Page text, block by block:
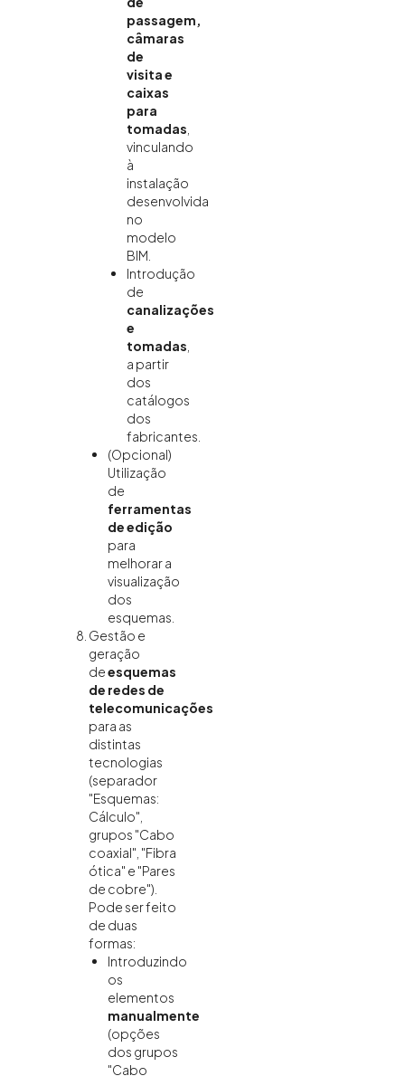
passagem,
câmaras
de
visita e
caixas
para
tomadas
vinculando
à
instalação
desenvolvida
no
modelo
BIM.
Introdução
de
canalizações
e
tomadas
a partir
dos
catálogos
dos
fabricantes.
(Opcional)
Utilização
de
ferramentas
de edição
para
melhorar a
visualização
dos
esquemas.
Gestão e
geração
deesquemas
de redes de
telecomunicações
para as
distintas
tecnologias
(separador
"Esquemas:
Cálculo",
grupos "Cabo
coaxial", "Fibra
ótica" e "Pares
de cobre").
Pode ser feito
de duas
formas:
Introduzindo
os
elementos
manualmente
(opções
dos grupos
"Cabo